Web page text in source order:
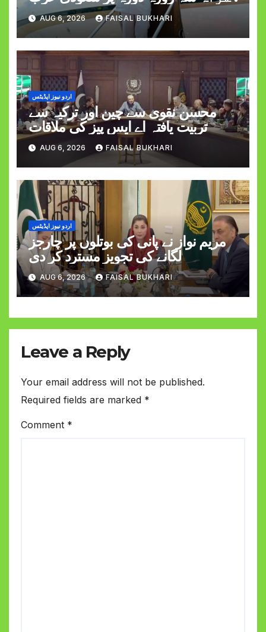
روانہ
AUG 6, 2026 FAISAL BUKHARI
اردو نیوز اپڈیٹس
محسن نقوی سے چین اور ترکیہ سے
تربیت یافتہ اے ایس پیز کی ملاقات
AUG 6, 2026 FAISAL BUKHARI
اردو نیوز اپڈیٹس
مریم نواز نے پانی کی بوتلوں پر چارجز
لگانے کی تجویز مسترد کر دی
AUG 6, 2026 FAISAL BUKHARI
Leave a Reply
Your email address will not be published.
Required fields are marked *
Comment *